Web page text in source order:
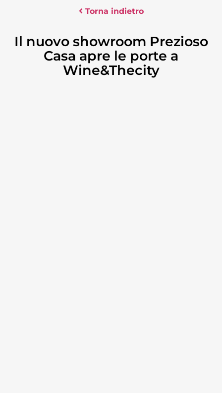
Torna indietro
Il nuovo showroom Prezioso
Casa apre le porte a
Wine&Thecity